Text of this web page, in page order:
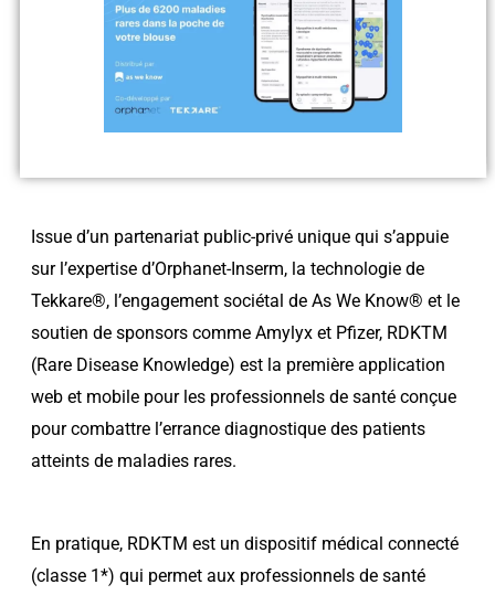
Issue d’un partenariat public-privé unique qui s’appuie
sur l’expertise d’Orphanet-Inserm, la technologie de
Tekkare®, l’engagement sociétal de As We Know® et le
soutien de sponsors comme Amylyx et Pfizer, RDKTM
(Rare Disease Knowledge) est la première application
web et mobile pour les professionnels de santé conçue
pour combattre l’errance diagnostique des patients
atteints de maladies rares.
En pratique, RDKTM est un dispositif médical connecté
(classe 1*) qui permet aux professionnels de santé